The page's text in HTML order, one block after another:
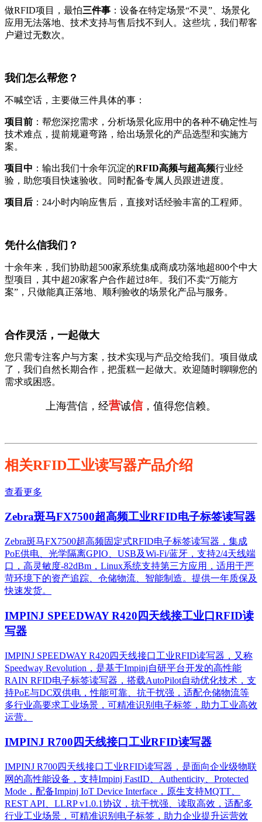
做RFID项目，最怕三件事 ：设备在特定场景“不灵”、场景化
应用无法落地、技术支持与售后找不到人。这些坑，我们帮客
户避过无数次。
我们怎么帮您？
不喊空话，主要做三件具体的事：
项目前 ：帮您深挖需求，分析场景化应用中的各种不确定性与
技术难点，提前规避弯路，给出场景化的产品选型和实施方
案。
项目中 ：输出我们十余年沉淀的RFID高频与超高频行业经
验，助您项目快速验收。同时配备专属人员跟进进度。
项目后 ：24小时内响应售后，直接对话经验丰富的工程师。
凭什么信我们？
十余年来，我们协助超500家系统集成商成功落地超800个中大
型项目，其中超20家客户合作超过8年。我们不卖“万能方
案”，只做能真正落地、顺利验收的场景化产品与服务。
合作灵活，一起做大
您只需专注客户与方案，技术实现与产品交给我们。项目做成
了，我们自然长期合作，把蛋糕一起做大。欢迎随时聊聊您的
需求或困惑。
上海营信，经营诚信，值得您信赖。
相关RFID工业读写器产品介绍
查看更多
Zebra斑马FX7500超高频工业RFID电子标签读写器
Zebra斑马FX7500超高频固定式RFID电子标签读写器，集成
PoE供电、光学隔离GPIO、USB及Wi-Fi/蓝牙，支持2/4天线端
口，高灵敏度-82dBm，Linux系统支持第三方应用，适用于严
苛环境下的资产追踪、仓储物流、智能制造。提供一年质保及
快速发货。
IMPINJ SPEEDWAY R420四天线接工业口RFID读
写器
IMPINJ SPEEDWAY R420四天线接口工业RFID读写器，又称
Speedway Revolution，是基于Impinj自研平台开发的高性能
RAIN RFID电子标签读写器，搭载AutoPilot自动优化技术，支
持PoE与DC双供电，性能可靠、抗干扰强，适配仓储物流等
多行业高要求工业场景，可精准识别电子标签，助力工业高效
运营。​
IMPINJ R700四天线接口工业RFID读写器
IMPINJ R700四天线接口工业RFID读写器，是面向企业级物联
网的高性能设备，支持Impinj FastID、Authenticity、Protected
Mode，配备Impinj IoT Device Interface，原生支持MQTT、
REST API、LLRP v1.0.1协议，抗干扰强、读取高效，适配多
行业工业场景，可精准识别电子标签，助力企业提升运营效